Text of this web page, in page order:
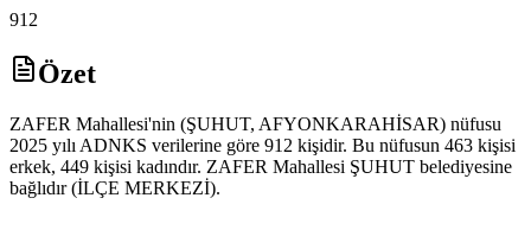
912
Özet
ZAFER Mahallesi'nin (ŞUHUT, AFYONKARAHİSAR) nüfusu
2025 yılı ADNKS verilerine göre 912 kişidir. Bu nüfusun 463 kişisi
erkek, 449 kişisi kadındır. ZAFER Mahallesi ŞUHUT belediyesine
bağlıdır (İLÇE MERKEZİ).